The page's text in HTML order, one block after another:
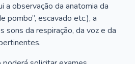
a observação da anatomia da
pombo”, escavado etc.), a
sons da respiração, da voz e da